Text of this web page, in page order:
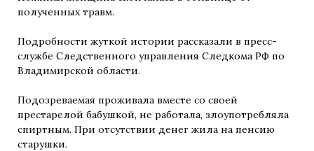
полученных травм.
Подробности жуткой истории рассказали в пресс-
службе Следственного управления Следкома РФ по
Владимирской области.
Подозреваемая проживала вместе со своей
престарелой бабушкой, не работала, злоупотребляла
спиртным. При отсутствии денег жила на пенсию
старушки.